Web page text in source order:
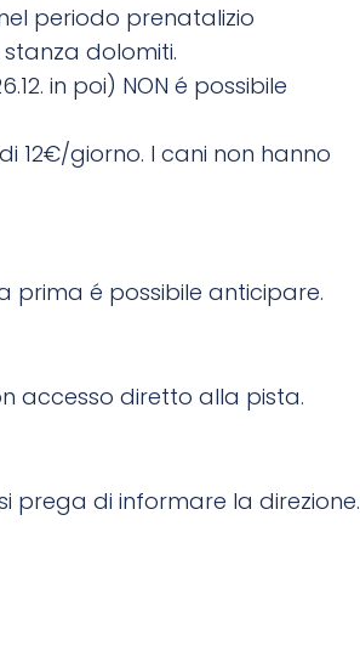
periodo prenatalizio
dolomiti.
in poi) NON é possibile
12€/giorno. I cani non hanno
prima é possibile anticipare.
accesso diretto alla pista.
prega di informare la direzione.